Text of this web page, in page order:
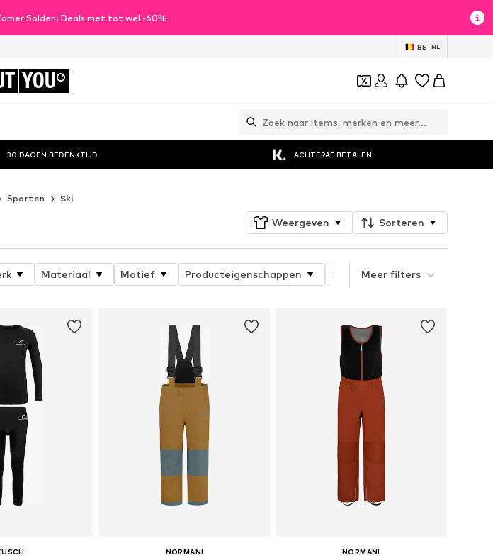
Solden: Deals met tot wel -60%
BE NL
YOU
30 DAGEN BEDENKTIJD ACHTERAF BETALEN
Sporten Ski
Weergeven Sorteren
Materiaal Motief Producteigenschappen Sportsoort Product type
Meer filters
NORMANI
NORMANI